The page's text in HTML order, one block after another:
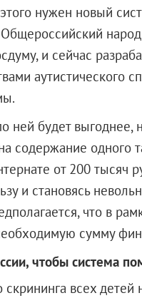
нужен новый
и сейчас
аутистического
ней будет выгоднее,
содержание одного
от 200
и становясь
что в
сумму
чтобы система
скрининга всех